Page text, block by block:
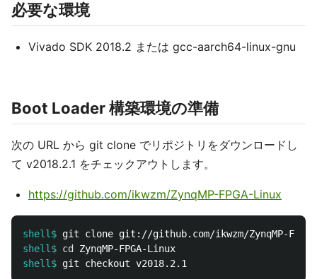
必要な環境
Vivado SDK 2018.2 または gcc-aarch64-linux-gnu
Boot Loader 構築環境の準備
次の URL から git clone でリポジトリをダウンロードし
て v2018.2.1 をチェックアウトします。
https://github.com/ikwzm/ZynqMP-FPGA-Linux
shell$
shell$ cd
shell$